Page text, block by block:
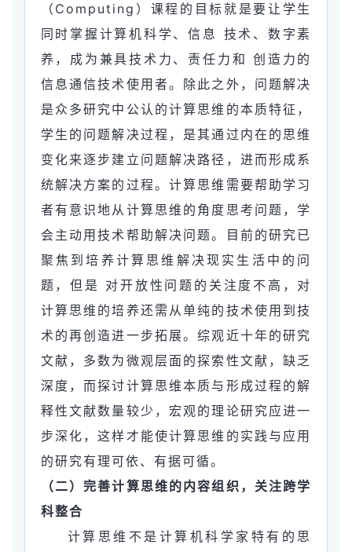
（Computing）课程的目标就是要让学生
同时掌握计算机科学、信息 技术、数字素
养，成为兼具技术力、责任力和 创造力的
信息通信技术使用者。除此之外，问题解决
是众多研究中公认的计算思维的本质特征，
学生的问题解决过程，是其通过内在的思维
变化来逐步建立问题解决路径，进而形成系
统解决方案的过程。计算思维需要帮助学习
者有意识地从计算思维的角度思考问题，学
会主动用技术帮助解决问题。目前的研究已
聚焦到培养计算思维解决现实生活中的问
题，但是 对开放性问题的关注度不高，对
计算思维的培养还需从单纯的技术使用到技
术的再创造进一步拓展。综观近十年的研究
文献，多数为微观层面的探索性文献，缺乏
深度，而探讨计算思维本质与形成过程的解
释性文献数量较少，宏观的理论研究应进一
步深化，这样才能使计算思维的实践与应用
的研究有理可依、有据可循。
（二）完善计算思维的内容组织，关注跨学
科整合
计算思维不是计算机科学家特有的思